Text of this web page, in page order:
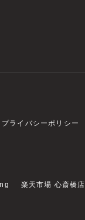
プライバシーポリシー
楽天市場 心斎橋店